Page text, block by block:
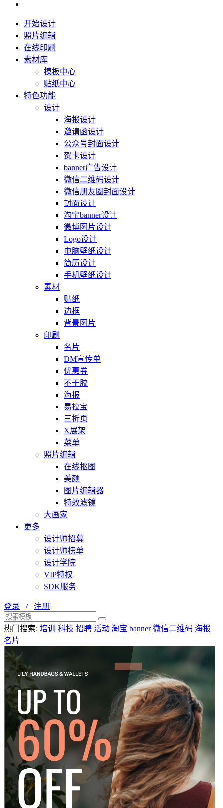
开始设计
照片编辑
在线印刷
素材库
模板中心
贴纸中心
特色功能
设计
海报设计
邀请函设计
公众号封面设计
贺卡设计
banner广告设计
微信二维码设计
微信朋友圈封面设计
封面设计
淘宝banner设计
微博图片设计
Logo设计
电脑壁纸设计
简历设计
手机壁纸设计
素材
贴纸
边框
背景图片
印刷
名片
DM宣传单
优惠券
不干胶
海报
易拉宝
三折页
X展架
菜单
照片编辑
在线抠图
美颜
图片编辑器
特效滤镜
大画家
更多
设计师招募
设计师榜单
设计学院
VIP特权
SDK服务
登录 / 注册
热门搜索: 培训 科技 招聘 活动 淘宝 banner 微信二维码 海报
名片